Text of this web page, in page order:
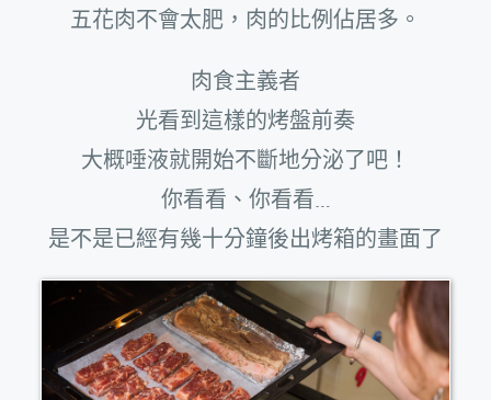
五花肉不會太肥，肉的比例佔居多。
肉食主義者
光看到這樣的烤盤前奏
大概唾液就開始不斷地分泌了吧！
你看看、你看看…
是不是已經有幾十分鐘後出烤箱的畫面了